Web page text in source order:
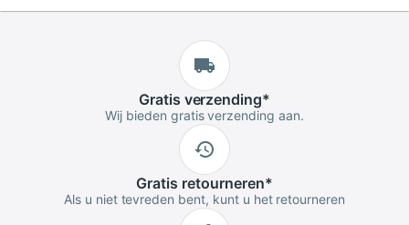
Gratis verzending*
Wij bieden gratis verzending aan.
Gratis retourneren*
Als u niet tevreden bent, kunt u het retourneren